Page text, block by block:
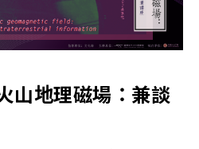
山地理磁場：兼談